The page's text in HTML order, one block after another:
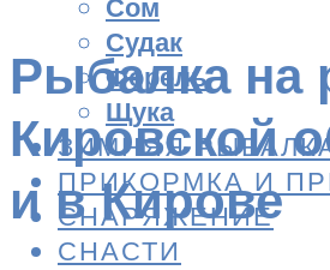
Сом
Судак
Форель
Щука
ЗИМНЯЯ
ПРИКОРМКА И
СНАРЯЖЕНИЕ
СНАСТИ
Рыбалка на
Кировской
и в Кирове